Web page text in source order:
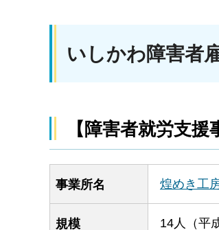
いしかわ障害者
【障害者就労支援
事業所名 煌めき工
規模 14人（平